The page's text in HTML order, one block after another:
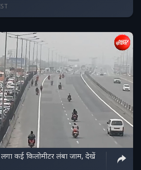
कई किलोमीटर लंबा जाम, देखें